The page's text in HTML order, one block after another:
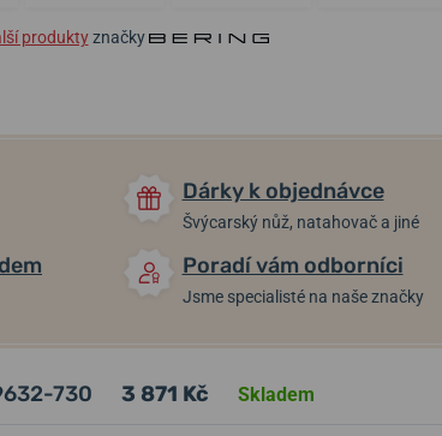
produktyznačky
Dárky k objednávce
Švýcarský nůž, natahovač a jiné
Poradí vám odborníci
Jsme specialisté na naše značky
730 3 871 Kč Skladem